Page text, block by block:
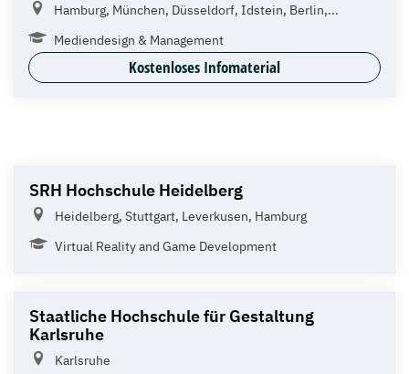
Hamburg, München, Düsseldorf, Idstein, Berlin,...
Mediendesign & Management
Kostenloses Infomaterial
SRH Hochschule Heidelberg
Heidelberg, Stuttgart, Leverkusen, Hamburg
Virtual Reality and Game Development
Staatliche Hochschule für Gestaltung
Karlsruhe
Karlsruhe